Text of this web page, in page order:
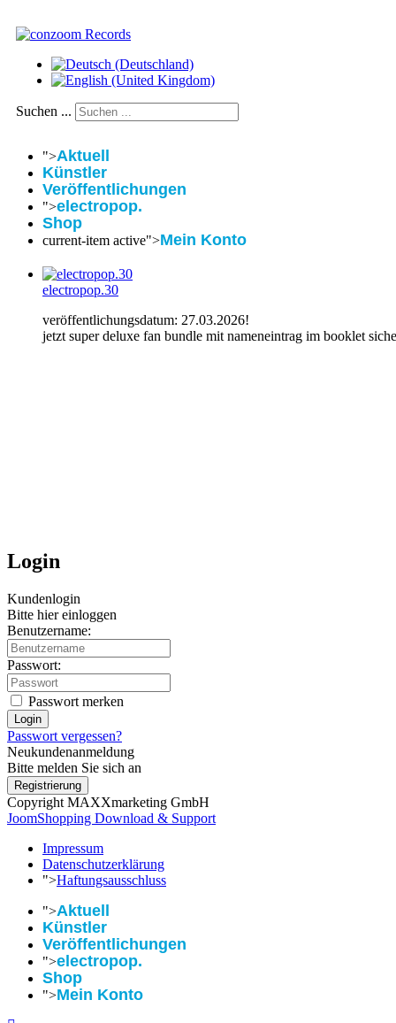
Suchen ...
">Aktuell
Künstler
Veröffentlichungen
">electropop.
Shop
current-item active">Mein Konto
electropop.30
veröffentlichungsdatum: 27.03.2026!
jetzt super deluxe fan bundle mit nameneintrag im booklet
Login
Kundenlogin
Bitte hier einloggen
Benutzername:
Passwort:
Passwort merken
Passwort vergessen?
Neukundenanmeldung
Bitte melden Sie sich an
Copyright MAXXmarketing GmbH
JoomShopping Download & Support
Impressum
Datenschutzerklärung
">Haftungsausschluss
">Aktuell
Künstler
Veröffentlichungen
">electropop.
Shop
">Mein Konto